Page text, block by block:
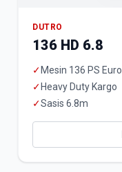
DUTRO
136 HD 6.8
✓ Mesin 136 PS
✓ Heavy Duty Kargo
✓Sasis 6.8m